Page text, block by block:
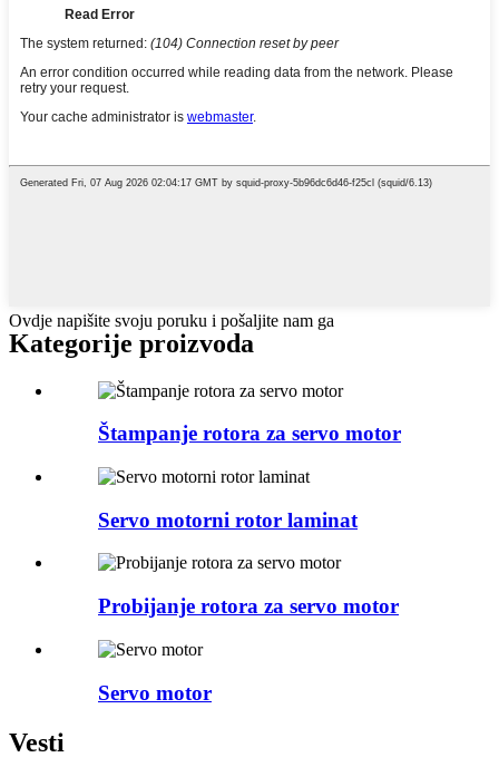
Ovdje napišite svoju poruku i pošaljite nam ga
Kategorije proizvoda
Štampanje rotora za servo motor
Servo motorni rotor laminat
Probijanje rotora za servo motor
Servo motor
Vesti